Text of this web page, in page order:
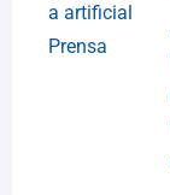
a artificial
Prensa